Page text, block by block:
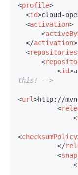
<profile>
<id>cloud-
<activation>
<
</activation>
<repositories
<
<id>
this! -->
<url>http://
<
<
<checksumPolicy
</
<
<